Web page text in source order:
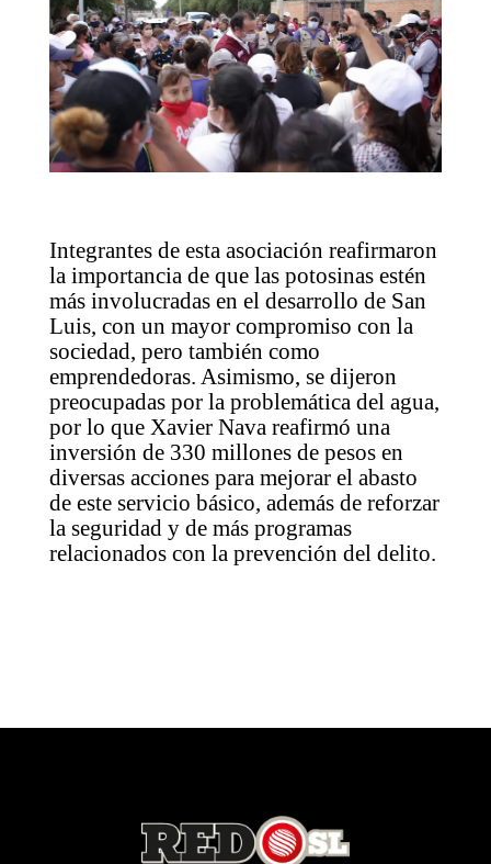
Integrantes de esta asociación reafirmaron
la importancia de que las potosinas estén
más involucradas en el desarrollo de San
Luis, con un mayor compromiso con la
sociedad, pero también como
emprendedoras. Asimismo, se dijeron
preocupadas por la problemática del agua,
por lo que Xavier Nava reafirmó una
inversión de 330 millones de pesos en
diversas acciones para mejorar el abasto
de este servicio básico, además de reforzar
la seguridad y de más programas
relacionados con la prevención del delito.